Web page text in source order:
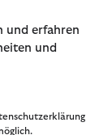
und erfahren
und